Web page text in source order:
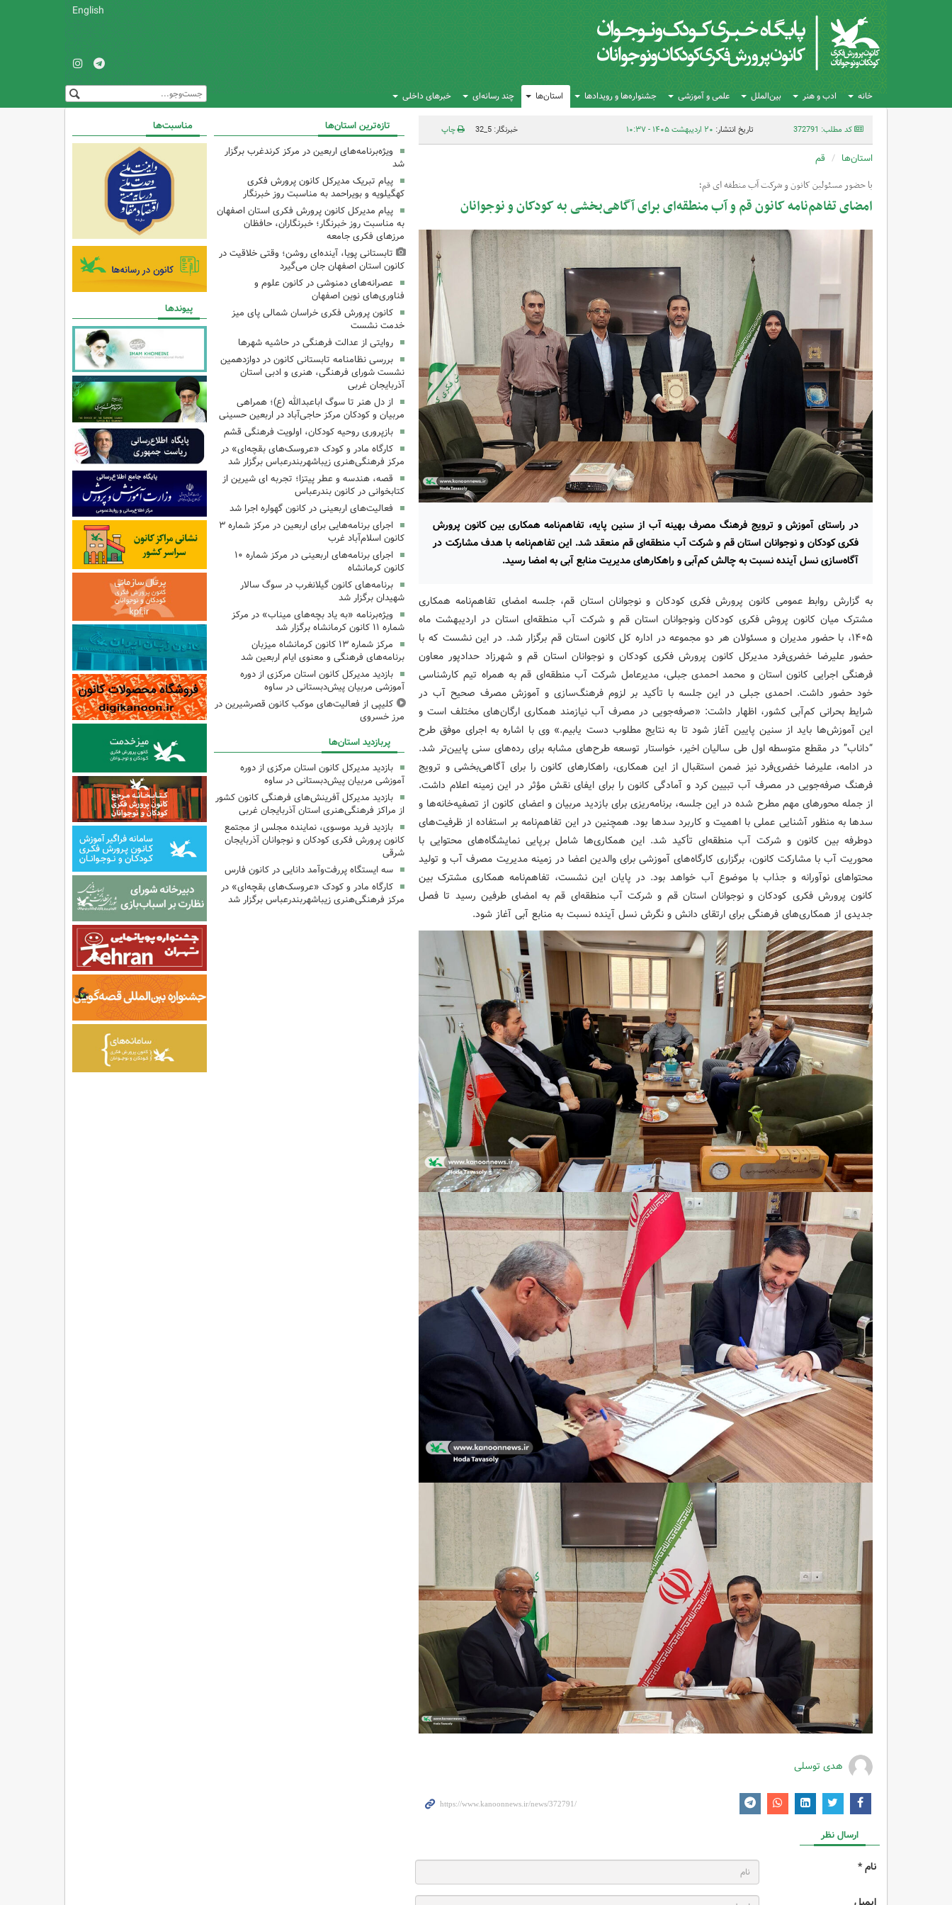
English
خانه ادب و هنر بین‌الملل علمی و آموزشی جشنواره‌ها و رویدادها استان‌ها چند رسانه‌ای خبرهای داخلی
کد مطلب: 372791 تاریخ انتشار: ۲۰ اردیبهشت ۱۴۰۵ - ۱۰:۳۷ خبرنگار: 5_32 چاپ
استان‌ها قم
با حضور مسئولین کانون و شرکت آب منطقه ای قم؛
امضای تفاهم‌نامه کانون قم و آب منطقه‌ای برای آگاهی‌بخشی به کودکان و نوجوانان
در راستای آموزش و ترویج فرهنگ مصرف بهینه آب از سنین پایه، تفاهم‌نامه همکاری بین کانون پرورش
فکری کودکان و نوجوانان استان قم و شرکت آب منطقه‌ای قم منعقد شد. این تفاهم‌نامه با هدف مشارکت در
آگاه‌سازی نسل آینده نسبت به چالش کم‌آبی و راهکارهای مدیریت منابع آبی به امضا رسید.
به گزارش روابط عمومی کانون پرورش فکری کودکان و نوجوانان استان قم، جلسه‌ امضای تفاهم‌نامه همکاری
مشترک میان کانون پروش فکری کودکان ونوجوانان استان قم و شرکت آب منطقه‌ای استان در اردیبهشت ماه
۱۴۰۵، با حضور مدیران و مسئولان هر دو مجموعه در اداره کل کانون استان قم برگزار شد. در این نشست که با
حضور علیرضا خضری‌فرد مدیرکل کانون پرورش فکری کودکان و نوجوانان استان قم و شهرزاد حدادپور معاون
فرهنگی اجرایی کانون استان و محمد احمدی جبلی، مدیرعامل شرکت آب منطقه‌ای قم به همراه تیم کارشناسی
خود حضور داشت. احمدی جبلی در این جلسه با تأکید بر لزوم فرهنگ‌سازی و آموزش مصرف صحیح آب در
شرایط بحرانی کم‌آبی کشور، اظهار داشت: «صرفه‌جویی در مصرف آب نیازمند همکاری ارگان‌های مختلف است و
این آموزش‌ها باید از سنین پایین آغاز شود تا به نتایج مطلوب دست یابیم.» وی با اشاره به اجرای موفق طرح
“داناب” در مقطع متوسطه اول طی سالیان اخیر، خواستار توسعه طرح‌های مشابه برای رده‌های سنی پایین‌تر شد.
در ادامه، علیرضا خضری‌فرد نیز ضمن استقبال از این همکاری، راهکارهای کانون را برای آگاهی‌بخشی و ترویج
فرهنگ صرفه‌جویی در مصرف آب تبیین کرد و آمادگی کانون را برای ایفای نقش مؤثر در این زمینه اعلام داشت.
از جمله محورهای مهم مطرح شده در این جلسه، برنامه‌ریزی برای بازدید مربیان و اعضای کانون از تصفیه‌خانه‌ها و
سدها به منظور آشنایی عملی با اهمیت و کاربرد سدها بود. همچنین در این تفاهم‌نامه بر استفاده از ظرفیت‌های
دوطرفه بین کانون و شرکت آب منطقه‌ای تأکید شد. این همکاری‌ها شامل برپایی نمایشگاه‌های محتوایی با
محوریت آب با مشارکت کانون، برگزاری کارگاه‌های آموزشی برای والدین اعضا در زمینه مدیریت مصرف آب و تولید
محتواهای نوآورانه و جذاب با موضوع آب خواهد بود. در پایان این نشست، تفاهم‌نامه همکاری مشترک بین
کانون پرورش فکری کودکان و نوجوانان استان قم و شرکت آب منطقه‌ای قم به امضای طرفین رسید تا فصل
جدیدی از همکاری‌های فرهنگی برای ارتقای دانش و نگرش نسل آینده نسبت به منابع آبی آغاز شود.
هدی توسلی
ارسال نظر
نام *
ایمیل
تازه‌ترین استان‌ها
ویژه‌برنامه‌های اربعین در مرکز کرندغرب برگزار
شد
پیام تبریک مدیرکل کانون پرورش فکری
کهگیلویه و بویراحمد به مناسبت روز خبرنگار
پیام مدیرکل کانون پرورش فکری استان اصفهان
به مناسبت روز خبرنگار؛ خبرنگاران، حافظان
مرزهای فکری جامعه
تابستانی پویا، آینده‌ای روشن؛ وقتی خلاقیت در
کانون استان اصفهان جان می‌گیرد
عصرانه‌های دمنوشی در کانون علوم و
فناوری‌های نوین اصفهان
کانون پرورش فکری خراسان شمالی پای میز
خدمت نشست
روایتی از عدالت فرهنگی در حاشیه شهرها
بررسی نظامنامه تابستانی کانون در دوازدهمین
نشست شورای فرهنگی، هنری و ادبی استان
آذربایجان غربی
از دل هنر تا سوگ اباعبدالله (ع)؛ همراهی
مربیان و کودکان مرکز حاجی‌آباد در اربعین حسینی
بازپروری روحیه کودکان، اولویت فرهنگی قشم
کارگاه مادر و کودک «عروسک‌های بقچه‌ای» در
مرکز فرهنگی‌هنری زیباشهربندرعباس برگزار شد
قصه، هندسه و عطر پیتزا؛ تجربه ای شیرین از
کتابخوانی در کانون بندرعباس
فعالیت‌های اربعینی در کانون گهواره اجرا شد
اجرای برنامه‌هایی برای اربعین در مرکز شماره ۳
کانون اسلام‌آباد غرب
اجرای برنامه‌های اربعینی در مرکز شماره ۱۰
کانون کرمانشاه
برنامه‌های کانون گیلانغرب در سوگ سالار
شهیدان برگزار شد
ویژه‌برنامه «به یاد بچه‌های میناب» در مرکز
شماره ۱۱ کانون کرمانشاه برگزار شد
مرکز شماره ۱۳ کانون کرمانشاه میزبان
برنامه‌های فرهنگی و معنوی ایام اربعین شد
بازدید مدیرکل کانون استان مرکزی از دوره
آموزشی مربیان پیش‌دبستانی در ساوه
کلیپی از فعالیت‌های موکب کانون قصرشیرین در
مرز خسروی
پربازدید استان‌ها
بازدید مدیرکل کانون استان مرکزی از دوره
آموزشی مربیان پیش‌دبستانی در ساوه
بازدید مدیرکل آفرینش‌های فرهنگی کانون کشور
از مراکز فرهنگی‌هنری استان آذربایجان غربی
بازدید فرید موسوی، نماینده مجلس از مجتمع
کانون پرورش فکری کودکان و نوجوانان آذربایجان
شرقی
سه ایستگاه پررفت‌وآمد دانایی در کانون فارس
کارگاه مادر و کودک «عروسک‌های بقچه‌ای» در
مرکز فرهنگی‌هنری زیباشهربندرعباس برگزار شد
مناسبت‌ها
پیوندها